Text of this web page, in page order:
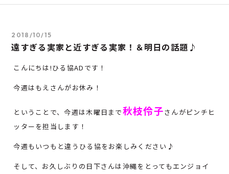
2018/10/15
遠すぎる実家と近すぎる実家！＆明日の話題♪
こんにちは!ひる協ADです！
今週はもえさんがお休み！
ということで、今週は木曜日まで秋枝伶子さんがピンチヒ
ッターを担当します！
今週もいつもと違うひる協をお楽しみください♪
そして、お久しぶりの日下さんは沖縄をとってもエンジョイ